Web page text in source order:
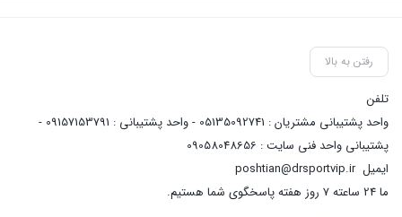
رفتن به بالا
تلفن
واحد پشتیبانی مشتریان : 05135092741 - واحد پشتیبانی : 09157153791 -
پشتیبانی واحد فنی سایت : 09058048656
ایمیلposhtian@drsportvip.ir
ما 24 ساعته 7 روز هفته پاسخگوی شما هستیم.